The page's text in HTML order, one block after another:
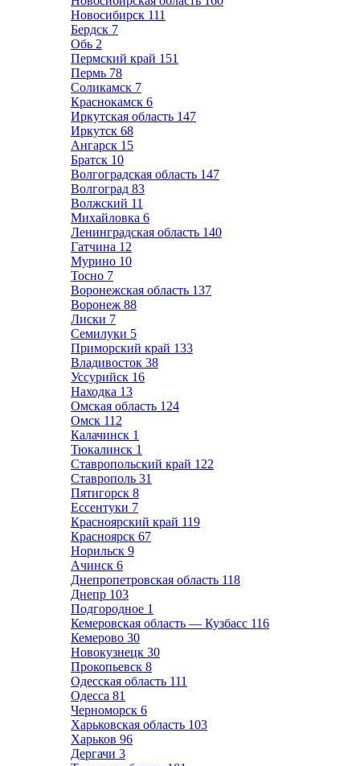
Новосибирск 111
Бердск 7
Обь 2
Пермский край 151
Пермь 78
Соликамск 7
Краснокамск 6
Иркутская область 147
Иркутск 68
Ангарск 15
Братск 10
Волгоградская область 147
Волгоград 83
Волжский 11
Михайловка 6
Ленинградская область 140
Гатчина 12
Мурино 10
Тосно 7
Воронежская область 137
Воронеж 88
Лиски 7
Семилуки 5
Приморский край 133
Владивосток 38
Уссурийск 16
Находка 13
Омская область 124
Омск 112
Калачинск 1
Тюкалинск 1
Ставропольский край 122
Ставрополь 31
Пятигорск 8
Ессентуки 7
Красноярский край 119
Красноярск 67
Норильск 9
Ачинск 6
Днепропетровская область 118
Днепр 103
Подгородное 1
Кемеровская область — Кузбасс 116
Кемерово 30
Новокузнецк 30
Прокопьевск 8
Одесская область 111
Одесса 81
Черноморск 6
Харьковская область 103
Харьков 96
Дергачи 3